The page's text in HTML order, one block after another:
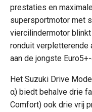
prestaties en
supersportmotor met
viercilindermotor
ronduit verpletterende
aan de jongste
Het Suzuki Drive
α) biedt behalve drie
Comfort) ook drie vrij